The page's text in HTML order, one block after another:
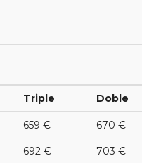
Triple Doble
659 € 670 €
692 € 703 €